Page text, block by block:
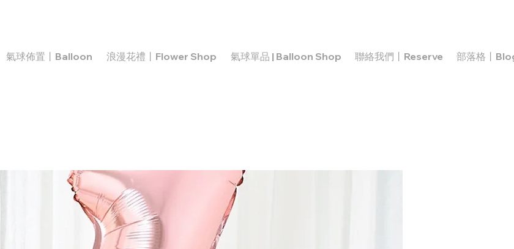
氣球佈置丨Balloon 浪漫花禮丨Flower Shop 氣球單品 | Balloon Shop 聯絡我們丨Reserve 部落格丨